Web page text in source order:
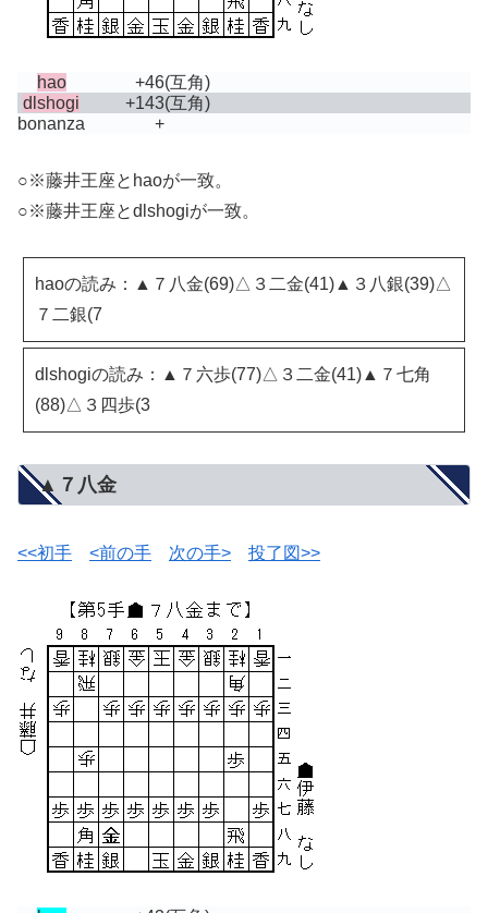
hao +46(互角)
dlshogi
+143(互角)
bonanza
+
○※藤井王座とhaoが一致。
○※藤井王座とdlshogiが一致。
haoの読み：▲７八金(69)△３二金(41)▲３八銀(39)△
７二銀(7
dlshogiの読み：▲７六歩(77)△３二金(41)▲７七角
(88)△３四歩(3
▲７八金
<<初手 <前の手 次の手> 投了図>>